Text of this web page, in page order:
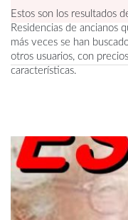
Estos son los resultados
Residencias de ancianos
más veces se han
otros usuarios, con
características.